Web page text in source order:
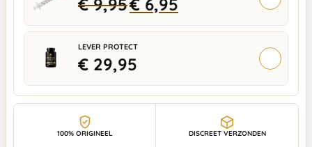
€9,95€ 6,95
LEVER PROTECT
€ 29,95
100% ORIGINEEL DISCREET VERZONDEN